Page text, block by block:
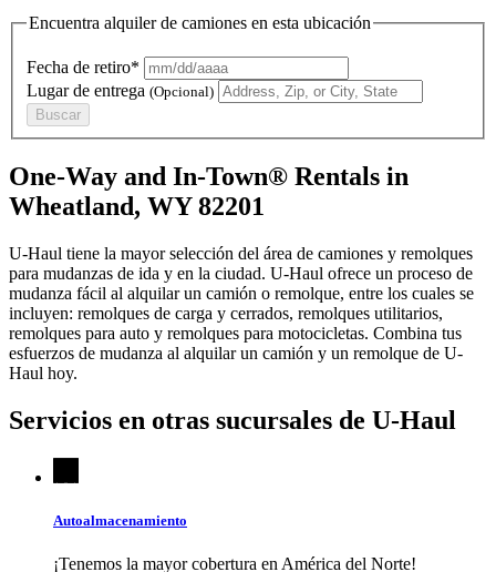
Encuentra alquiler de camiones en esta ubicación
Fecha de retiro*
Lugar de entrega (Opcional)
Buscar
One-Way and In-Town® Rentals in
Wheatland, WY 82201
U-Haul tiene la mayor selección del área de camiones y remolques
para mudanzas de ida y en la ciudad. U-Haul ofrece un proceso de
mudanza fácil al alquilar un camión o remolque, entre los cuales se
incluyen: remolques de carga y cerrados, remolques utilitarios,
remolques para auto y remolques para motocicletas. Combina tus
esfuerzos de mudanza al alquilar un camión y un remolque de U-
Haul hoy.
Servicios en otras sucursales de U-Haul
Autoalmacenamiento
¡Tenemos la mayor cobertura en América del Norte!